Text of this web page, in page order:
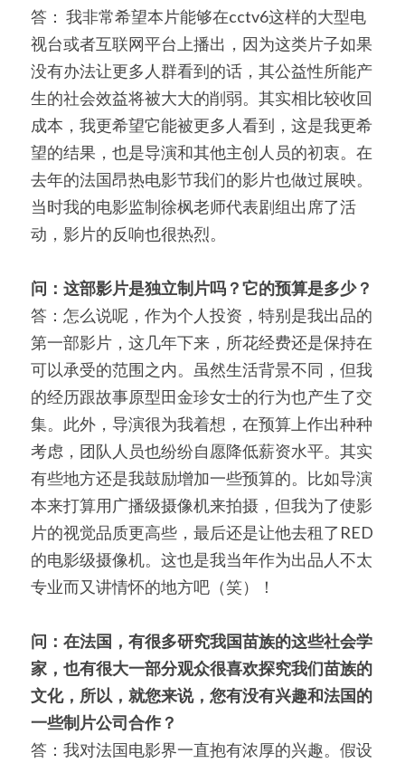
答： 我非常希望本片能够在cctv6这样的大型电
视台或者互联网平台上播出，因为这类片子如果
没有办法让更多人群看到的话，其公益性所能产
生的社会效益将被大大的削弱。其实相比较收回
成本，我更希望它能被更多人看到，这是我更希
望的结果，也是导演和其他主创人员的初衷。在
去年的法国昂热电影节我们的影片也做过展映。
当时我的电影监制徐枫老师代表剧组出席了活
动，影片的反响也很热烈。
问：这部影片是独立制片吗？它的预算是多少？
答：怎么说呢，作为个人投资，特别是我出品的
第一部影片，这几年下来，所花经费还是保持在
可以承受的范围之内。虽然生活背景不同，但我
的经历跟故事原型田金珍女士的行为也产生了交
集。此外，导演很为我着想，在预算上作出种种
考虑，团队人员也纷纷自愿降低薪资水平。其实
有些地方还是我鼓励增加一些预算的。比如导演
本来打算用广播级摄像机来拍摄，但我为了使影
片的视觉品质更高些，最后还是让他去租了RED
的电影级摄像机。这也是我当年作为出品人不太
专业而又讲情怀的地方吧（笑）！
问：在法国，有很多研究我国苗族的这些社会学
家，也有很大一部分观众很喜欢探究我们苗族的
文化，所以，就您来说，您有没有兴趣和法国的
一些制片公司合作？
答：我对法国电影界一直抱有浓厚的兴趣。假设